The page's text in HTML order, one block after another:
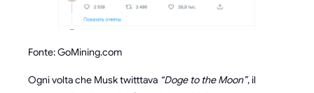
Fonte: GoMining.com
Ogni volta che Musk twitttava “Doge to the Moon”, il